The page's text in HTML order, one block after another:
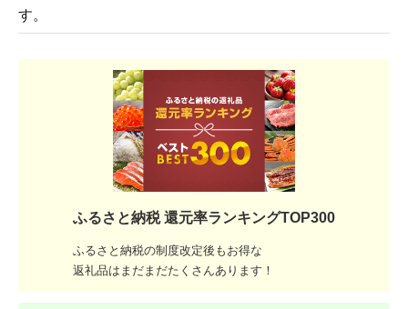
す。
ふるさと納税 還元率ランキングTOP300
ふるさと納税の制度改定後もお得な
返礼品はまだまだたくさんあります！